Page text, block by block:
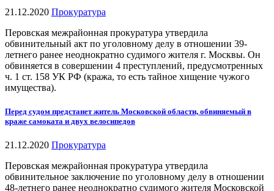
21.12.2020 Прокуратура
Перовская межрайонная прокуратура утвердила
обвинительный акт по уголовному делу в отношении 39-
летнего ранее неоднократно судимого жителя г. Москвы. Он
обвиняется в совершении 4 преступлений, предусмотренных
ч. 1 ст. 158 УК РФ (кража, то есть тайное хищение чужого
имущества).
Перед судом предстанет житель Московской области, обвиняемый в
краже самоката и двух велосипедов
21.12.2020 Прокуратура
Перовская межрайонная прокуратура утвердила
обвинительное заключение по уголовному делу в отношении
48-летнего ранее неоднократно судимого жителя Московской